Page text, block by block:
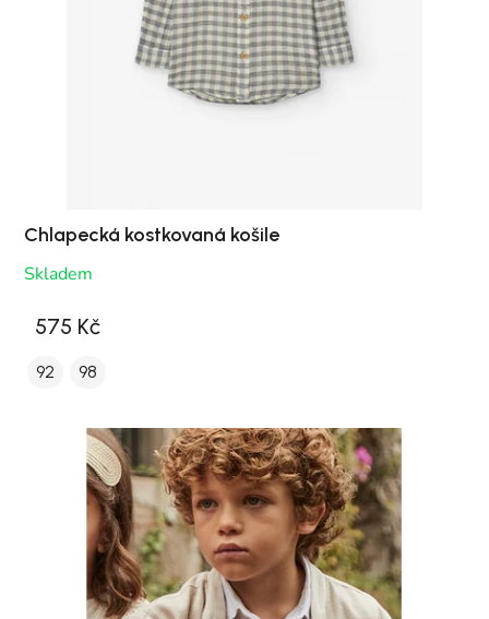
Chlapecká kostkovaná košile
Skladem
575 Kč
92 98